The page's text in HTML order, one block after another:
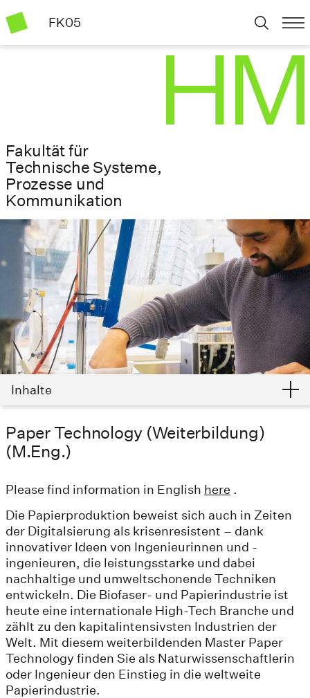
FK05
Fakultät für
Technische Systeme,
Prozesse und
Kommunikation
Inhalte
Paper Technology (Weiterbildung)
(M.Eng.)
Please find information in English here .
Die Papierproduktion beweist sich auch in Zeiten
der Digitalsierung als krisenresistent – dank
innovativer Ideen von Ingenieurinnen und -
ingenieuren, die leistungsstarke und dabei
nachhaltige und umweltschonende Techniken
entwickeln. Die Biofaser- und Papierindustrie ist
heute eine internationale High-Tech Branche und
zählt zu den kapitalintensivsten Industrien der
Welt. Mit diesem weiterbildenden Master Paper
Technology finden Sie als Naturwissenschaftlerin
oder Ingenieur den Einstieg in die weltweite
Papierindustrie.